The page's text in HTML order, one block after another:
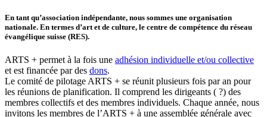
En tant qu’association indépendante, nous sommes une organisation
nationale. En termes d’art et de culture, le centre de compétence du réseau
évangélique suisse (RES).
ARTS + permet à la fois une adhésion individuelle et/ou collective
et est financée par des dons.
Le comité de pilotage ARTS + se réunit plusieurs fois par an pour
les réunions de planification. Il comprend les dirigeants ( ?) des
membres collectifs et des membres individuels. Chaque année, nous
invitons les membres de l’ARTS + à une assemblée générale avec